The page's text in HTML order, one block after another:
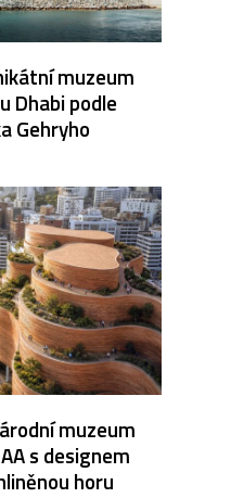
muzeum
Dhabi podle
Gehryho
muzeum
s designem
horu